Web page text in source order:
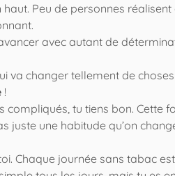
haut. Peu de personnes
avec autant de
va changer tellement de
!
compliqués, tu tiens bon. Cette
juste une habitude qu’on
Chaque journée sans tabac